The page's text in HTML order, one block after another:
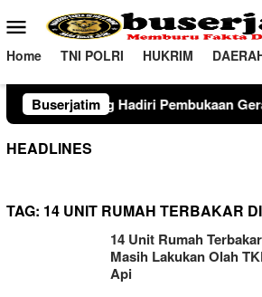
ke
konten
Menu
Mobile
Home TNI POLRI HUKRIM
BuserjatimGerakan Pangan Murah
HEADLINES
TAG: 14 UNIT RUMAH TERBAKAR
14 Unit Rumah
Masih Lakukan Olah
Api